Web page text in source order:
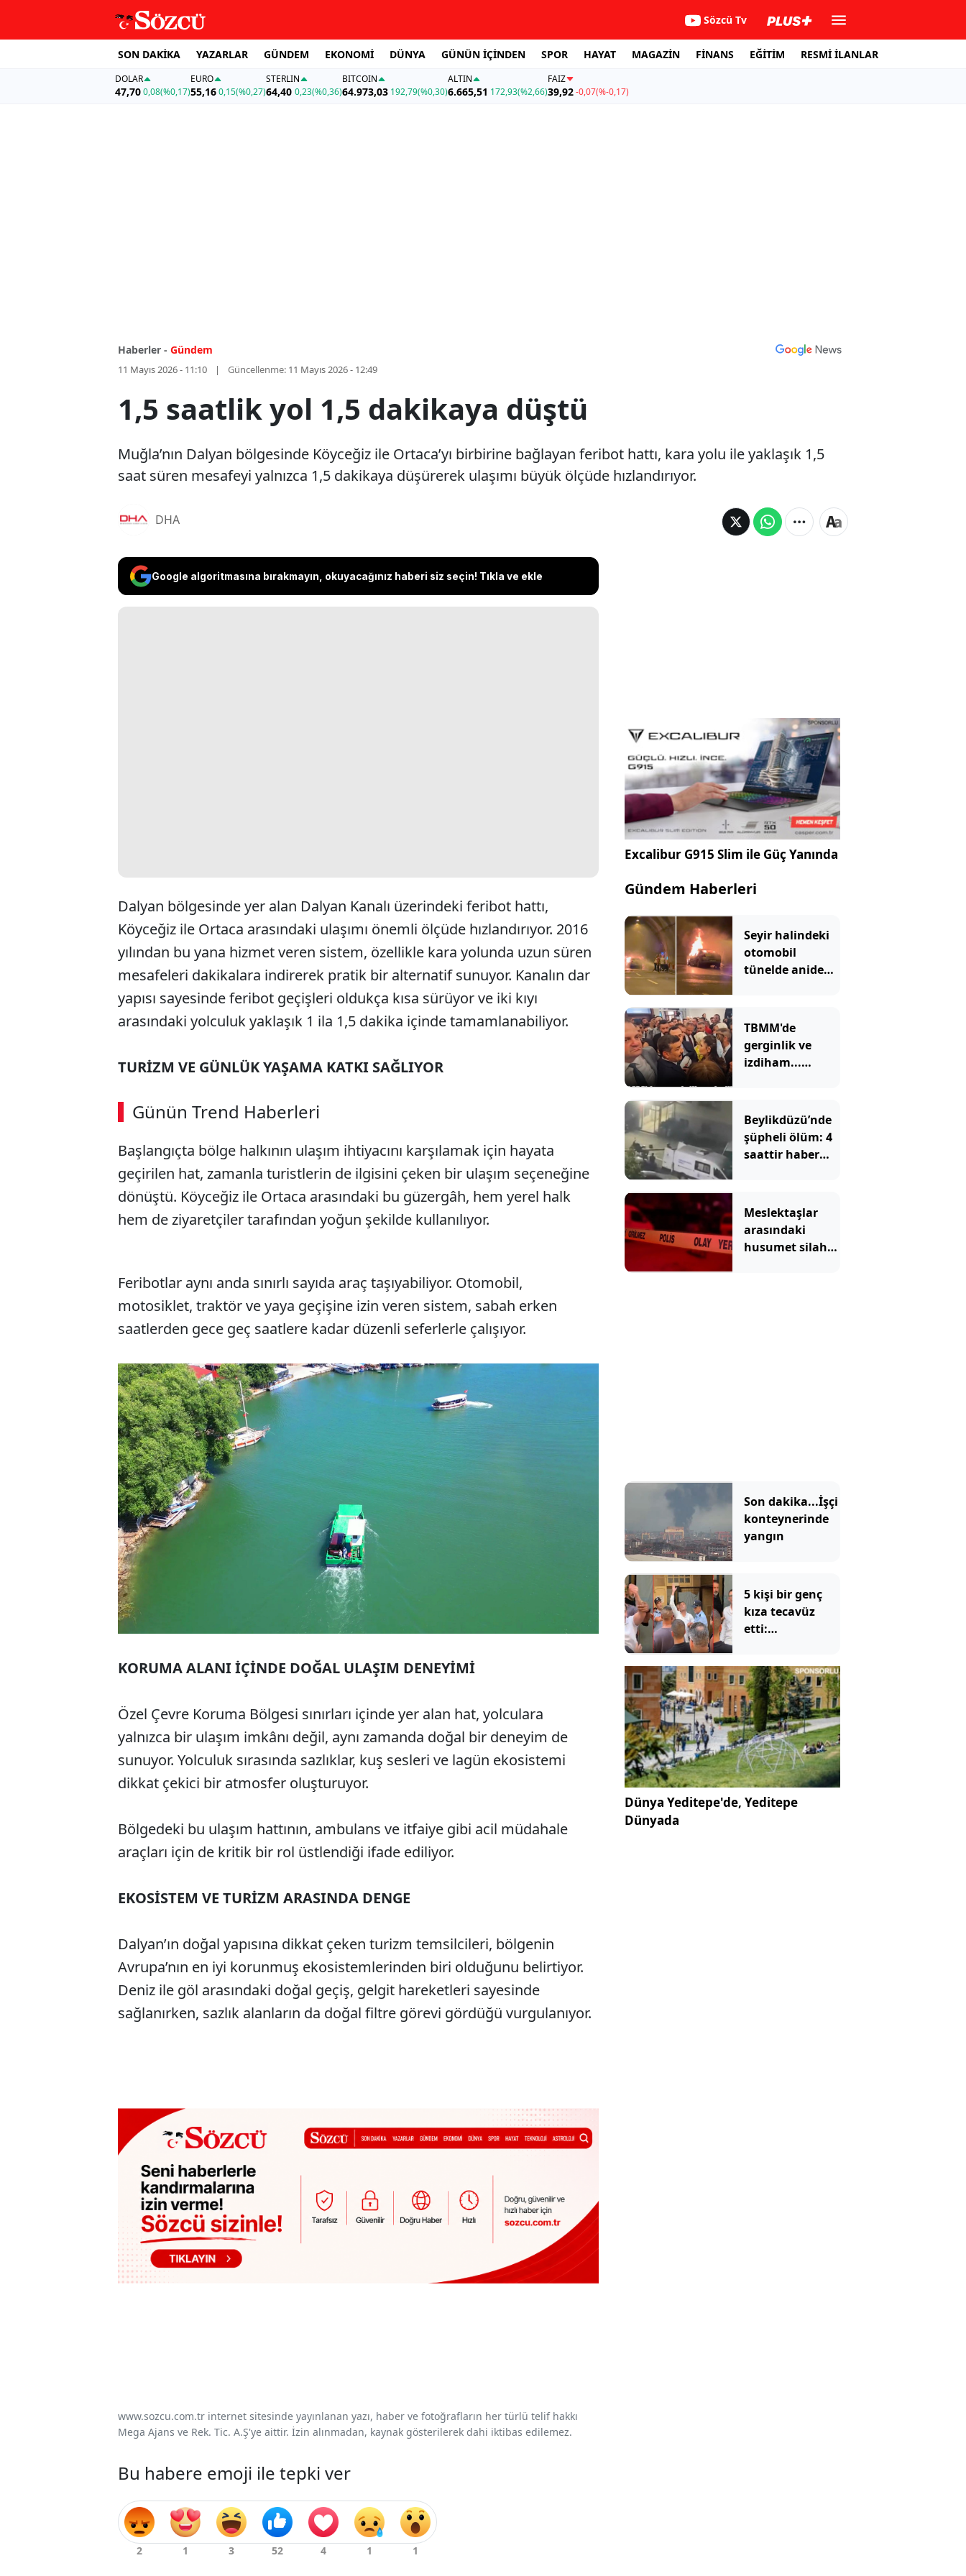
Sözcü Tv
SON DAKİKA YAZARLAR GÜNDEM EKONOMİ DÜNYA GÜNÜN İÇİNDEN SPOR HAYAT MAGAZİN FİNANS EĞİTİM RESMİ İLANLAR
DOLAR
47,700,08(%0,17)
EURO
55,16 0,15(%0,27)
STERLIN
64,40 0,23(%0,36)
BITCOIN
64.973,03 192,79(%0,30)
ALTIN
6.665,51 172,93(%2,66)
FAİZ
39,92-0,07(%-0,17)
Haberler - Gündem
11 Mayıs 2026 - 11:10 Güncellenme: 11 Mayıs 2026 - 12:49
1,5 saatlik yol 1,5 dakikaya düştü
Muğla’nın Dalyan bölgesinde Köyceğiz ile Ortaca’yı birbirine bağlayan feribot hattı, kara yolu ile yaklaşık 1,5
saat süren mesafeyi yalnızca 1,5 dakikaya düşürerek ulaşımı büyük ölçüde hızlandırıyor.
DHA
Google algoritmasına bırakmayın, okuyacağınız haberi siz seçin! Tıkla ve ekle
Dalyan bölgesinde yer alan Dalyan Kanalı üzerindeki feribot hattı,
Köyceğiz ile Ortaca arasındaki ulaşımı önemli ölçüde hızlandırıyor. 2016
yılından bu yana hizmet veren sistem, özellikle kara yolunda uzun süren
mesafeleri dakikalara indirerek pratik bir alternatif sunuyor. Kanalın dar
yapısı sayesinde feribot geçişleri oldukça kısa sürüyor ve iki kıyı
arasındaki yolculuk yaklaşık 1 ila 1,5 dakika içinde tamamlanabiliyor.
TURİZM VE GÜNLÜK YAŞAMA KATKI SAĞLIYOR
Günün Trend Haberleri
Başlangıçta bölge halkının ulaşım ihtiyacını karşılamak için hayata
geçirilen hat, zamanla turistlerin de ilgisini çeken bir ulaşım seçeneğine
dönüştü. Köyceğiz ile Ortaca arasındaki bu güzergâh, hem yerel halk
hem de ziyaretçiler tarafından yoğun şekilde kullanılıyor.
Feribotlar aynı anda sınırlı sayıda araç taşıyabiliyor. Otomobil,
motosiklet, traktör ve yaya geçişine izin veren sistem, sabah erken
saatlerden gece geç saatlere kadar düzenli seferlerle çalışıyor.
KORUMA ALANI İÇİNDE DOĞAL ULAŞIM DENEYİMİ
Özel Çevre Koruma Bölgesi sınırları içinde yer alan hat, yolculara
yalnızca bir ulaşım imkânı değil, aynı zamanda doğal bir deneyim de
sunuyor. Yolculuk sırasında sazlıklar, kuş sesleri ve lagün ekosistemi
dikkat çekici bir atmosfer oluşturuyor.
Bölgedeki bu ulaşım hattının, ambulans ve itfaiye gibi acil müdahale
araçları için de kritik bir rol üstlendiği ifade ediliyor.
EKOSİSTEM VE TURİZM ARASINDA DENGE
Dalyan’ın doğal yapısına dikkat çeken turizm temsilcileri, bölgenin
Avrupa’nın en iyi korunmuş ekosistemlerinden biri olduğunu belirtiyor.
Deniz ile göl arasındaki doğal geçiş, gelgit hareketleri sayesinde
sağlanırken, sazlık alanların da doğal filtre görevi gördüğü vurgulanıyor.
www.sozcu.com.tr internet sitesinde yayınlanan yazı, haber ve fotoğrafların her türlü telif hakkı
Mega Ajans ve Rek. Tic. A.Ş'ye aittir. İzin alınmadan, kaynak gösterilerek dahi iktibas edilemez.
Bu habere emoji ile tepki ver
Excalibur G915 Slim ile Güç Yanında
Gündem Haberleri
Seyir halindeki
otomobil
tünelde aniden
ulaşıma
kapandı
TBMM'de
gerginlik ve
izdiham...
Beylikdüzü’nde
şüpheli ölüm: 4
saattir haber
Meslektaşlar
arasındaki
husumet silahlı
Son dakika...İşçi
konteynerinde
yangın
5 kişi bir genç
kıza tecavüz
etti:
utanmadan olay
çıkarttılar
Dünya Yeditepe'de, Yeditepe
Dünyada